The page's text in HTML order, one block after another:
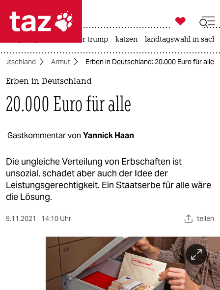
 taz zahl ich
taz zahl ich
politik
öko
gesellschaft
kultur
sport
berlin

taz zahl ich
usa unter trump katzen landtagswahl in
Armut Erben in Deutschland: 20.000 Euro für alle
Erben in Deutschland
20.000 Euro für alle
Gastkommentar von Yannick Haan
Die ungleiche Verteilung von Erbschaften ist
unsozial, schadet aber auch der Idee der
Leistungsgerechtigkeit. Ein Staatserbe für alle wäre
die Lösung.
9.11.2021 14:10 Uhr teilen